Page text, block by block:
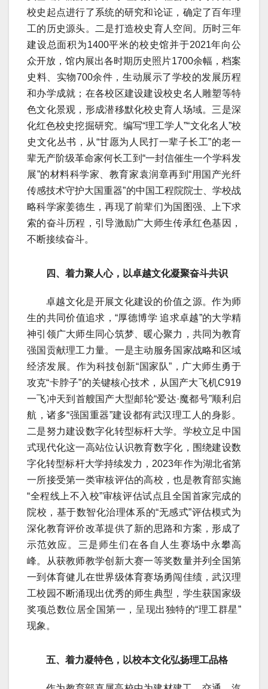
校史起点进行了系统的研究和论证，确定了百年理
工的历史源头。二是打造校史育人空间。历时三年
建设总面积为1400平米的校史馆并于2021年向公
众开放，馆内展出各时期历史照片1700余幅，档案
史料、实物700余件，生动展示了学校的发展历程
和办学成就；在各校区建设建设校史名人雕塑等特
色文化景观，形成潜移默化校史育人场域。三是深
化红色校史挖掘研究。编写“理工学人”“文化名人”校
史文化丛书，从“甘愿为人民打一辈子长工”的老一
辈无产阶级革命家何长工到“一封信催生一个学科发
展”的材料科学家、教育家袁润章再到“用国产光纤
传感技术守护大国重器”的中国工程院院士、学校战
略科学家姜德生，再现了前辈们为国图强、上下求
索的奋斗历程，引导激励广大师生传承红色基因，
不断接续奋斗。
四、着力聚人心，以卓越文化凝聚奋斗共识
卓越文化是开展文化建设的价值之源。作为师
生的共同价值追求，“厚德博学 追求卓越”的大学精
神引领广大师生同心筑梦、暖心聚力，共同为教育
强国贡献理工力量。一是主动服务国家战略和区域
经济发展。作为科技创新“国家队”，广大师生勇于
攻克“卡脖子”的关键核心技术，从国产大飞机C919
一飞冲天到首艘国产大型邮轮“爱达·魔都号”顺利启
航，诸多“强国重器”建设都有武汉理工人的身影。
二是努力建设数字化转型标杆大学。学校立足中国
式现代化这一高站位认识教育数字化，围绕建设数
字化转型标杆大学持续发力，2023年作为湖北省第
一所接受第一类审核评估的高校，也是教育部实施
“全程线上不入校”审核评估试点且全国首家完成的
院校，基于数智化治理体系的“无感式”评估模式为
深化教育评价改革提供了新的思路和方案，形成了
示范效应。三是师生们在各自人生赛场中永攀高
峰。从获教师教学创新大赛一等奖数量并列全国第
一到体育健儿在世界级体育赛场勇闯佳绩，武汉理
工校园不断涌现出优秀的师生典型，学生获国家级
奖项总数位居全国第一，呈现出独特的“理工群星”
现象。
五、着力凝特色，以校本文化弘扬理工品格